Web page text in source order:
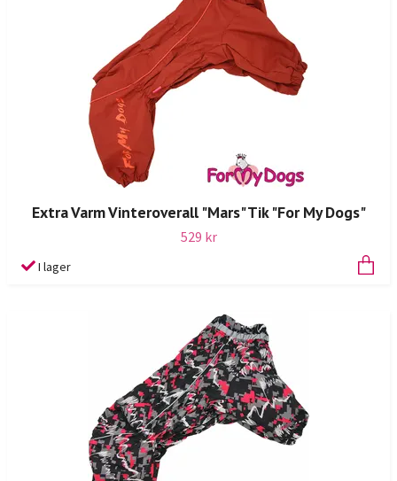
Extra Varm Vinteroverall "Mars" Tik "For My Dogs"
529 kr
I lager